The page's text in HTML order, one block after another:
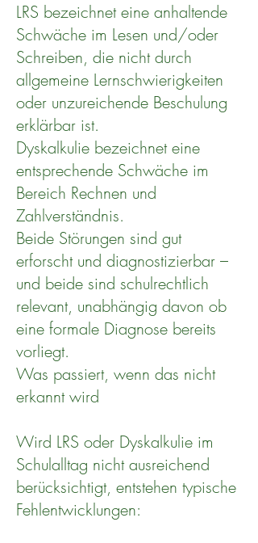
LRS bezeichnet eine anhaltende
Schwäche im Lesen und/oder
Schreiben, die nicht durch
allgemeine Lernschwierigkeiten
oder unzureichende Beschulung
erklärbar ist.
Dyskalkulie bezeichnet eine
entsprechende Schwäche im
Bereich Rechnen und
Zahlverständnis.
Beide Störungen sind gut
erforscht und diagnostizierbar –
und beide sind schulrechtlich
relevant, unabhängig davon ob
eine formale Diagnose bereits
vorliegt.
Was passiert, wenn das nicht
erkannt wird
Wird LRS oder Dyskalkulie im
Schulalltag nicht ausreichend
berücksichtigt, entstehen typische
Fehlentwicklungen: